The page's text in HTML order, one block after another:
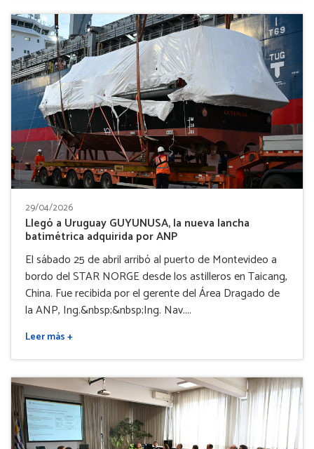
29/04/2026
Llegó a Uruguay GUYUNUSA, la nueva lancha
batimétrica adquirida por ANP
El sábado 25 de abril arribó al puerto de Montevideo a
bordo del STAR NORGE desde los astilleros en Taicang,
China. Fue recibida por el gerente del Área Dragado de
la ANP, Ing.&nbsp;&nbsp;Ing. Nav....
Leer más +